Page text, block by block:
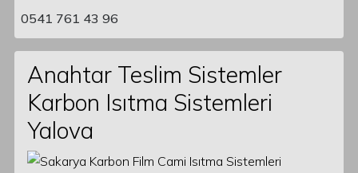
0541 761 43 96
Anahtar Teslim Sistemler
Karbon Isıtma Sistemleri
Yalova